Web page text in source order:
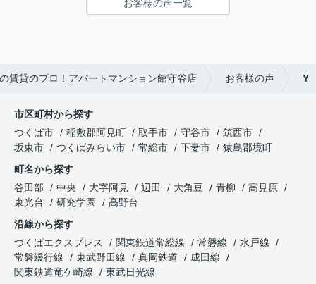
お客様の声一覧
賃貸のプロ！アパートマンション館守谷店 お客様の声 Y
市区町村から探す
つくば市
稲敷郡阿見町 取手市 守谷市
筑西市
坂東市
つくばみらい市 常総市 下妻市
猿島郡境町
町名から探す
谷田部
中央 大字阿見 辺田 大角豆 青柳
高見原
東光台
研究学園
高野台
沿線から探す
つくばエクスプレス
関東鉄道常総線 常磐線
水戸線
常磐緩行線
東武野田線 真岡鉄道
成田線
関東鉄道竜ケ崎線
東武日光線